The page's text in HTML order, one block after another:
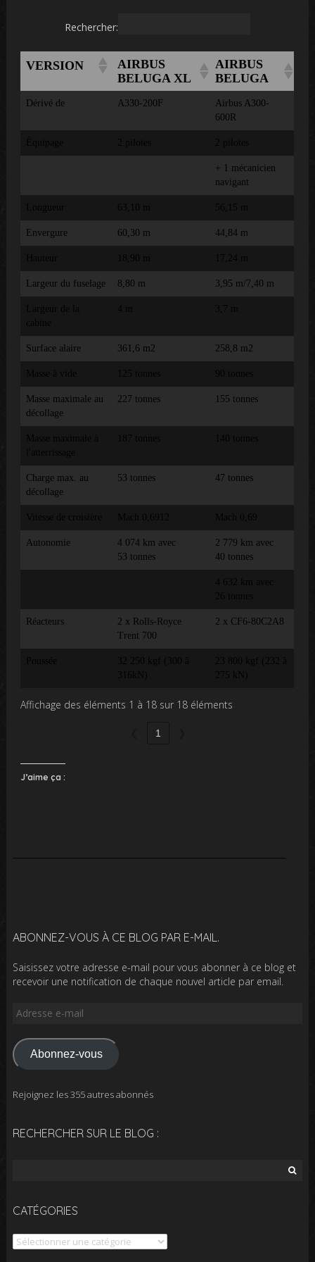
Rechercher:
VERSION
AIRBUS
BELUGA XL
AIRBUS
BELUGA
Dérivé de A330-200F
Airbus A300-
600R
+ 1 mécanicien
navigant
Envergure 60,30 m 44,84 m
Largeur du fuselage 8,80 m 3,95 m/7,40 m
Surface alaire 361,6 m2 258,8 m2
Masse maximale au
décollage
227 tonnes 155 tonnes
Charge max. au
décollage
53 tonnes 47 tonnes
Autonomie
4 074 km avec
53 tonnes
2 779 km avec
40 tonnes
Réacteurs
2 x Rolls-Royce
Trent 700
2 x CF6-80C2A8
Affichage des éléments 1 à 18 sur 18 éléments
1
J’aime ça :
ABONNEZ-VOUS À CE BLOG PAR E-MAIL.
Saisissez votre adresse e-mail pour vous abonner à ce blog et
recevoir une notification de chaque nouvel article par email.
Adresse
mail
Abonnez-vous
Rejoignez les 355 autres abonnés
RECHERCHER SUR LE BLOG :
CATÉGORIES
Catégories